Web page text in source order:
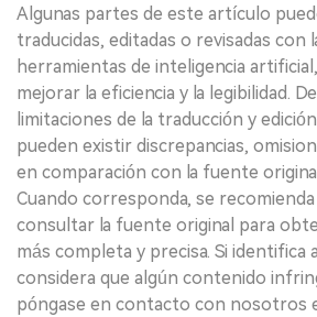
Algunas partes de este artículo
traducidas, editadas o revisadas con
herramientas de inteligencia
mejorar la eficiencia y la legibilidad.
limitaciones de la traducción y
pueden existir discrepancias,
en comparación con la fuente
Cuando corresponda, se
consultar la fuente original para
más completa y precisa. Si identifica
considera que algún contenido
póngase en contacto con nosotros